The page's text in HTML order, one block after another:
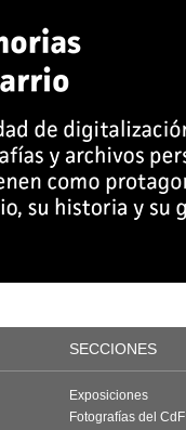
SECCIONES
Exposiciones
Fotografías del CdF